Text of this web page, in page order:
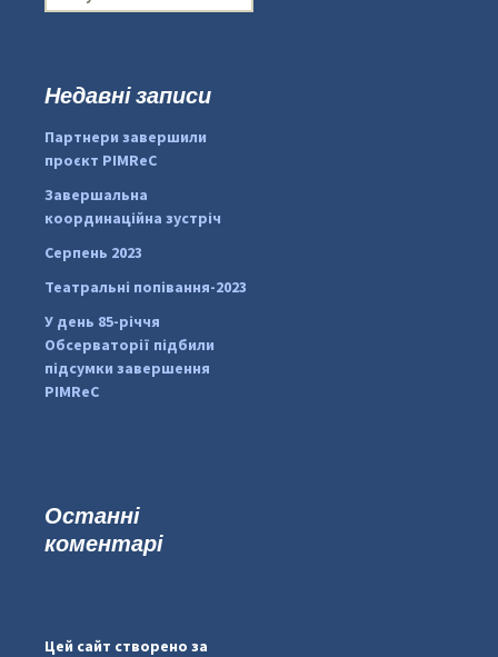
#PipIvanToday
pimrec_project
о
:Недавні записи
Партнери завершили
проєкт PIMReC
Завершальна
координаційна зустріч
Серпень 2023
Театральні попівання-2023
У день 85-річчя
Обсерваторії підбили
підсумки завершення
PIMReC
Останні
коментарі
Цей сайт створено за